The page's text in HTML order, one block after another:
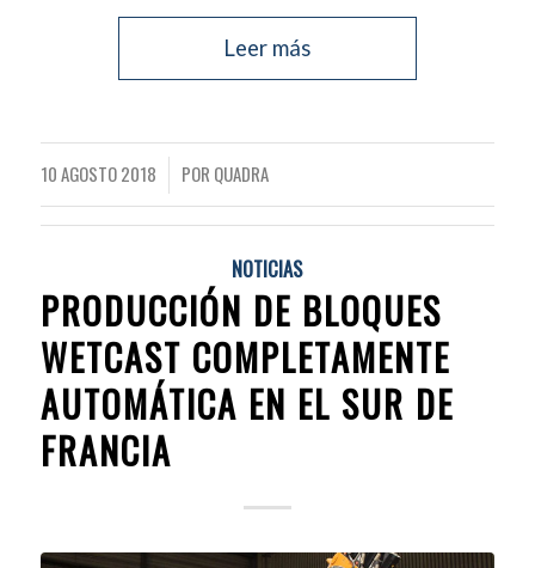
Leer más
10 AGOSTO 2018 POR QUADRA
NOTICIAS
PRODUCCIÓN DE BLOQUES
WETCAST COMPLETAMENTE
AUTOMÁTICA EN EL SUR DE
FRANCIA